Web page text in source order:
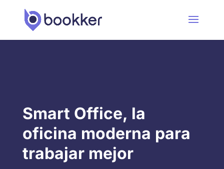
Smart Office, la
oficina moderna para
trabajar mejor